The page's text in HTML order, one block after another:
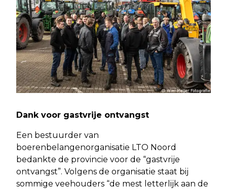
Dank voor gastvrije ontvangst
Een bestuurder van
boerenbelangenorganisatie LTO Noord
bedankte de provincie voor de “gastvrije
ontvangst”. Volgens de organisatie staat bij
sommige veehouders “de mest letterlijk aan de